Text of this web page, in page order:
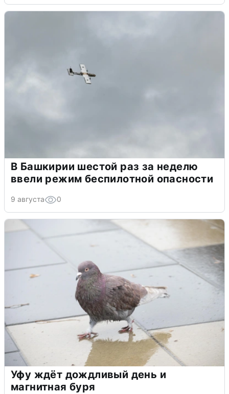
В Башкирии шестой раз за неделю
ввели режим беспилотной опасности
9 августа 0
Уфу ждёт дождливый день и
магнитная буря